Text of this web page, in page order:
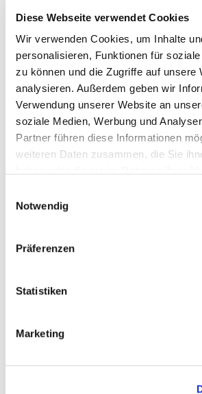
Diese Webseite verwendet Cookies
Wir verwenden Cookies, um Inhalte
personalisieren, Funktionen für
zu können und die Zugriffe auf unsere
analysieren. Außerdem geben wir
Verwendung unserer Website an
soziale Medien, Werbung und
Partner führen diese Informationen
weiteren Daten zusammen, die Sie
Notwendig
Präferenzen
Statistiken
Marketing
angemeldet, kann aber doch nicht
teilnehmen. Was mache ich?
Ich habe mich für ein
angemeldet, bin jetzt aber
mache ich?
Darf ich im Lehrgang an
fehlen?
Kann ich an einem Grundmodul
Kann ich an einem Grundmodul
Hessen Mitglied bin?
Ich arbeite, würde aber
oder Sonderurlaub?
Ich habe bereits eine
diese für das Grundmodul